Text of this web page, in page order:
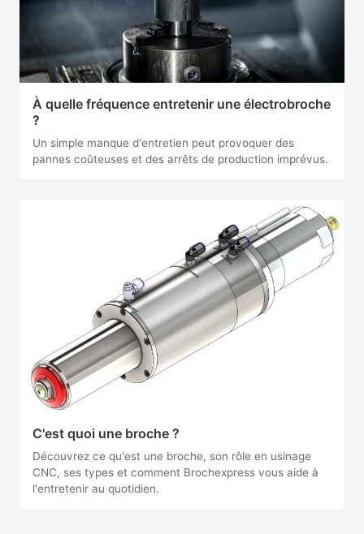
À quelle fréquence entretenir une électrobroche
?
Un simple manque d'entretien peut provoquer des
pannes coûteuses et des arrêts de production imprévus.
C'est quoi une broche ?
Découvrez ce qu'est une broche, son rôle en usinage
CNC, ses types et comment Brochexpress vous aide à
l'entretenir au quotidien.